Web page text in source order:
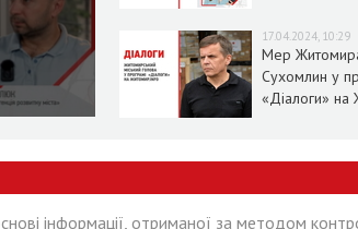
17.04.2024, 10:29
Мер
Сухомлин у
«Діалоги»
інформації, отриманої за методом